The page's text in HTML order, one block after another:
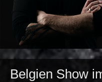
Belgien Show